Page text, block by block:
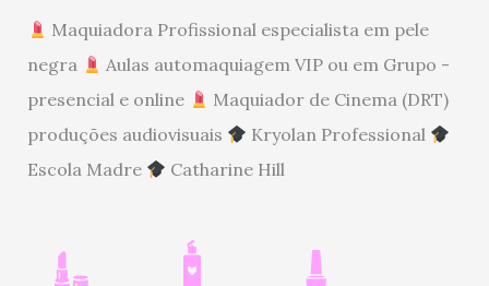
Maquiadora Profissional especialista em pele
negra
Aulas automaquiagem VIP ou em Grupo -
presencial e online
Maquiador de Cinema (DRT)
produções audiovisuais
Kryolan Professional
Escola Madre
Catharine Hill